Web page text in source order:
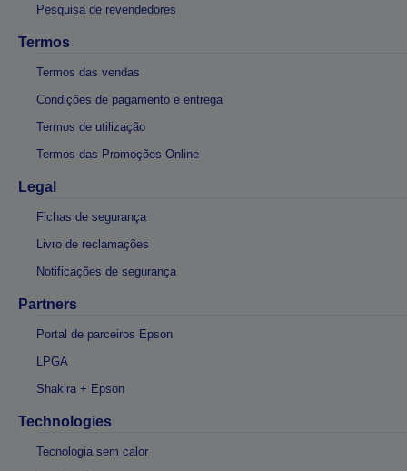
Pesquisa de revendedores
Termos
Termos das vendas
Condições de pagamento e entrega
Termos de utilização
Termos das Promoções Online
Legal
Fichas de segurança
Livro de reclamações
Notificações de segurança
Partners
Portal de parceiros Epson
LPGA
Shakira + Epson
Technologies
Tecnologia sem calor